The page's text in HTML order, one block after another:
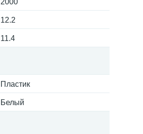
2000
12.2
11.4
Пластик
Белый